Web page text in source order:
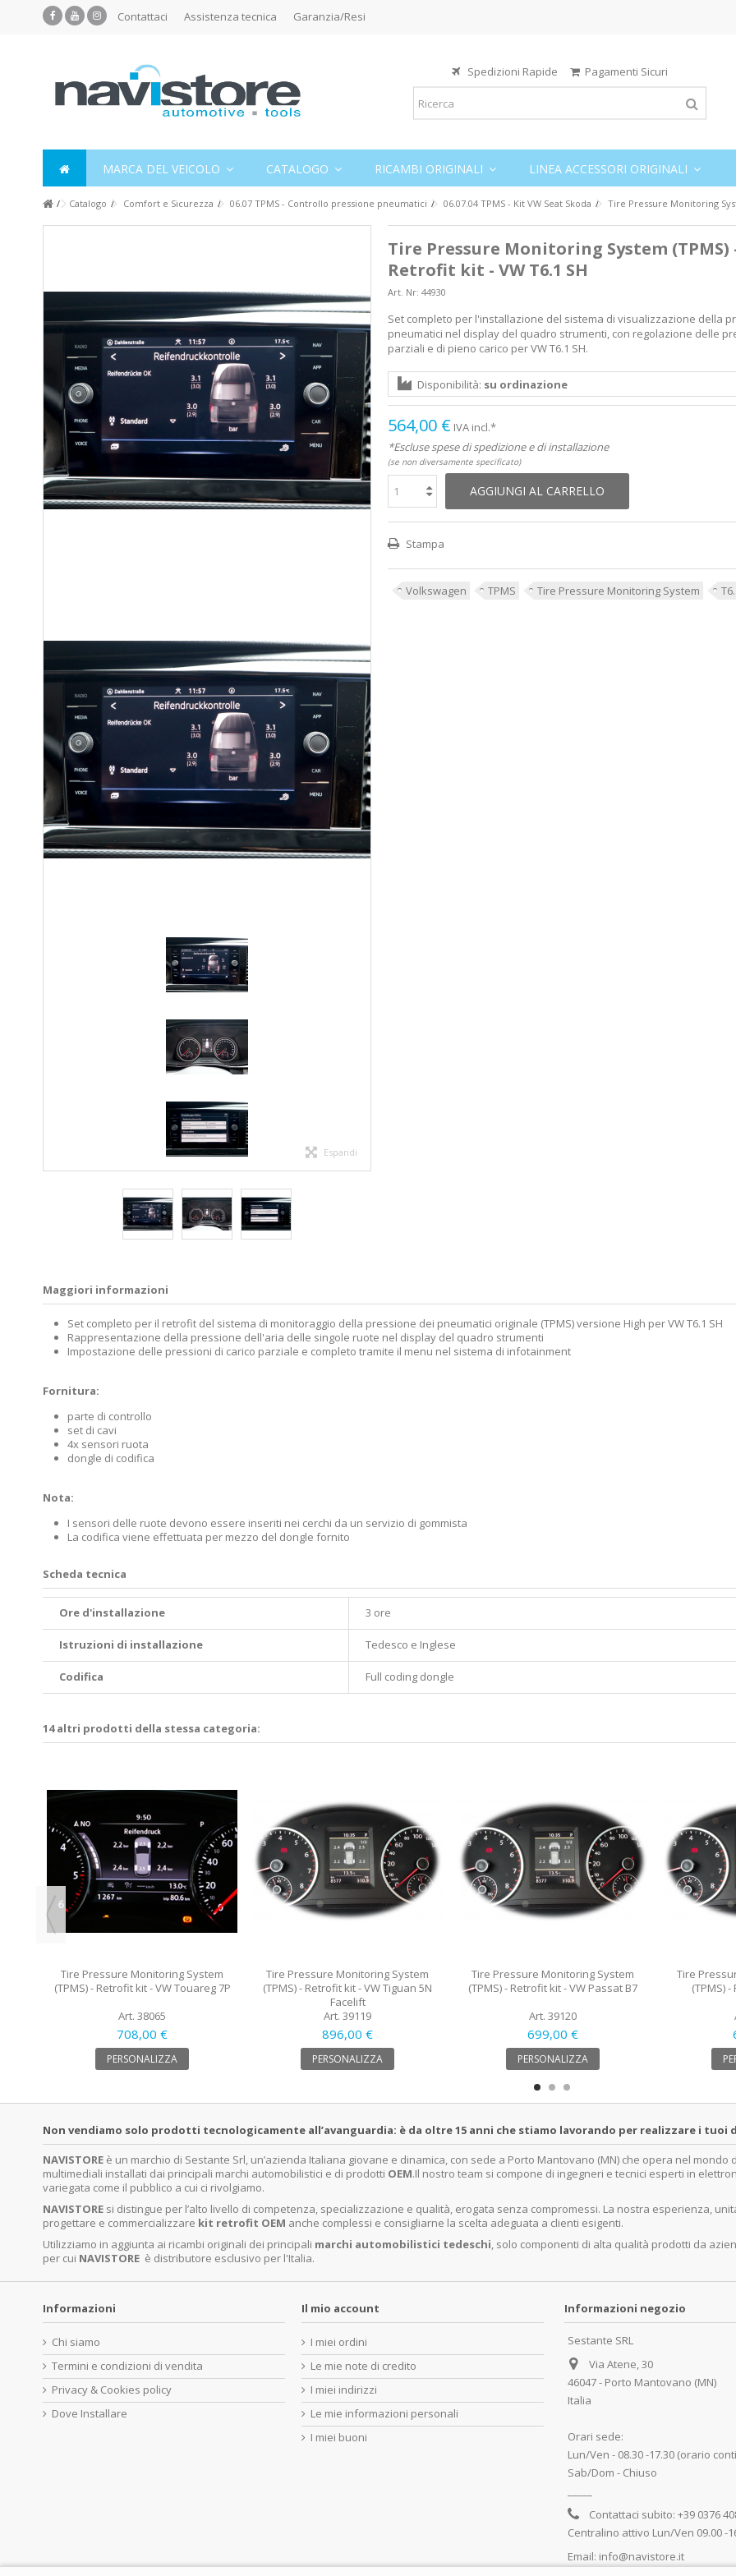
Contattaci Assistenza tecnica Garanzia/Resi
Spedizioni Rapide Pagamenti Sicuri
MARCA DEL VEICOLO CATALOGO RICAMBI ORIGINALI LINEA ACCESSORI ORIGINALI
Catalogo Comfort e Sicurezza 06.07 TPMS - Controllo pressione pneumatici 06.07.04 TPMS - Kit VW Seat Skoda Tire Pressure Monitoring
Espandi
Tire Pressure Monitoring System (TPMS)
Retrofit kit - VW T6.1 SH
Art. Nr: 44930
Set completo per l'installazione del sistema di visualizzazione della
pneumatici nel display del quadro strumenti, con regolazione delle
parziali e di pieno carico per VW T6.1 SH.
Disponibilità: su ordinazione
564,00 € IVA incl.*
*Escluse spese di spedizione e di installazione
(se non diversamente specificato)
AGGIUNGI AL CARRELLO
Stampa
Volkswagen TPMS Tire Pressure Monitoring System
Maggiori informazioni
Set completo per il retrofit del sistema di monitoraggio della pressione dei pneumatici originale (TPMS) versione High per VW T6.1 SH
Rappresentazione della pressione dell'aria delle singole ruote nel display del quadro strumenti
Impostazione delle pressioni di carico parziale e completo tramite il menu nel sistema di infotainment
Fornitura:
parte di controllo
set di cavi
4x sensori ruota
dongle di codifica
Nota:
I sensori delle ruote devono essere inseriti nei cerchi da un servizio di gommista
La codifica viene effettuata per mezzo del dongle fornito
Scheda tecnica
Ore d'installazione 3 ore
Istruzioni di installazione Tedesco e Inglese
Codifica Full coding dongle
14 altri prodotti della stessa categoria:
Tire Pressure Monitoring System
(TPMS) - Retrofit kit - VW Touareg 7P
Art. 38065
708,00 €
PERSONALIZZA
Tire Pressure Monitoring System
(TPMS) - Retrofit kit - VW Tiguan 5N
Facelift
Art. 39119
896,00 €
PERSONALIZZA
Tire Pressure Monitoring System
(TPMS) - Retrofit kit - VW Passat B7
Art. 39120
699,00 €
PERSONALIZZA
Tire
(TPMS)
Non vendiamo solo prodotti tecnologicamente all’avanguardia: è da oltre 15 anni che stiamo lavorando per realizzare i tuoi
NAVISTORE è un marchio di Sestante Srl, un’azienda Italiana giovane e dinamica, con sede a Porto Mantovano (MN) che opera nel mondo
multimediali installati dai principali marchi automobilistici e di prodotti OEM.Il nostro team si compone di ingegneri e tecnici esperti in
variegata come il pubblico a cui ci rivolgiamo.
NAVISTORE si distingue per l’alto livello di competenza, specializzazione e qualità, erogata senza compromessi. La nostra esperienza,
progettare e commercializzare kit retrofit OEM anche complessi e consigliarne la scelta adeguata a clienti esigenti.
Utilizziamo in aggiunta ai ricambi originali dei principali marchi automobilistici tedeschi, solo componenti di alta qualità prodotti da
per cui NAVISTORE è distributore esclusivo per l'Italia.
Informazioni
Chi siamo
Termini e condizioni di vendita
Privacy & Cookies policy
Dove Installare
Il mio account
I miei ordini
Le mie note di credito
I miei indirizzi
Le mie informazioni personali
I miei buoni
Informazioni negozio
Sestante SRL
Via Atene, 30
46047 - Porto Mantovano (MN)
Italia
Orari sede:
Lun/Ven - 08.30 -17.30 (orario
Sab/Dom - Chiuso
Contattaci subito: +39 0376
Centralino attivo Lun/Ven 09.00 -
Email: info@navistore.it